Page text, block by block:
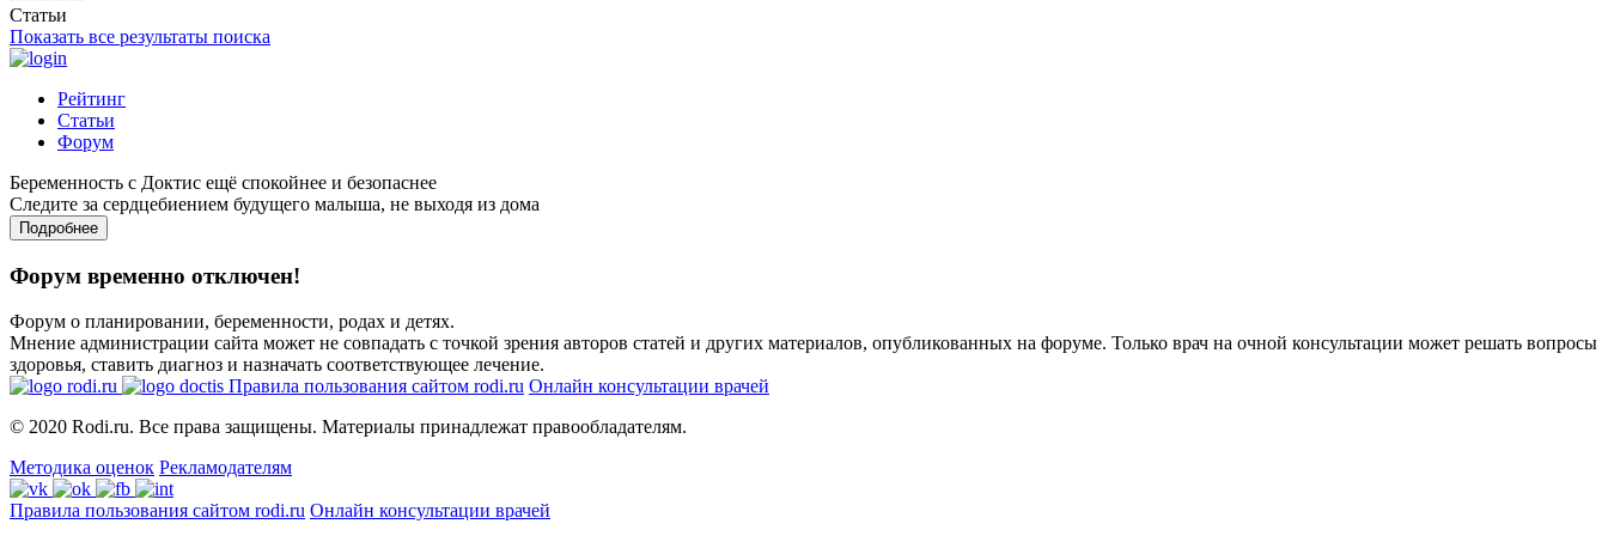
Статьи
Показать все результаты поиска
Рейтинг
Статьи
Форум
Беременность с Доктис ещё спокойнее и безопаснее
Следите за сердцебиением будущего малыша, не выходя из дома
Подробнее
Форум временно отключен!
Форум о планировании, беременности, родах и детях.
Мнение администрации сайта может не совпадать с точкой зрения авторов статей и других материалов, опубликованных на форуме. Только врач на очной консультации может решать вопросы
здоровья, ставить диагноз и назначать соответствующее лечение.
Правила пользования сайтом rodi.ru Онлайн консультации врачей
© 2020 Rodi.ru. Все права защищены. Материалы принадлежат правообладателям.
Методика оценок Рекламодателям
Правила пользования сайтом rodi.ru Онлайн консультации врачей